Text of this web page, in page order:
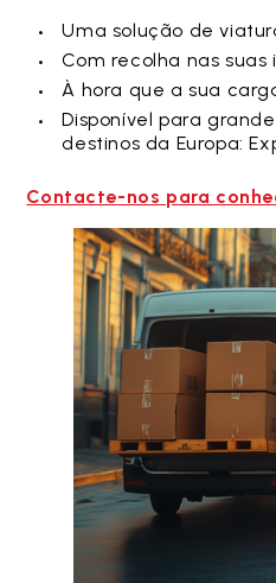
Uma solução de
Com recolha nas suas
À hora que a sua
Disponível para
destinos da Europa:
Contacte-nos para